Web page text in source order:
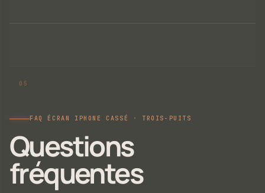
FAQ ÉCRAN IPHONE CASSÉ · TROIS-PUITS
Questions
fréquentes